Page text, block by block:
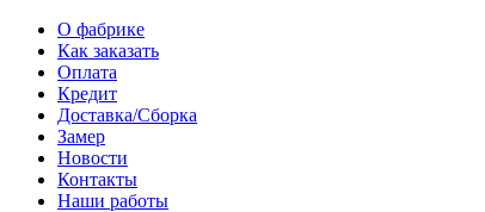
О фабрике
Как заказать
Оплата
Кредит
Доставка/Сборка
Замер
Новости
Контакты
Наши работы